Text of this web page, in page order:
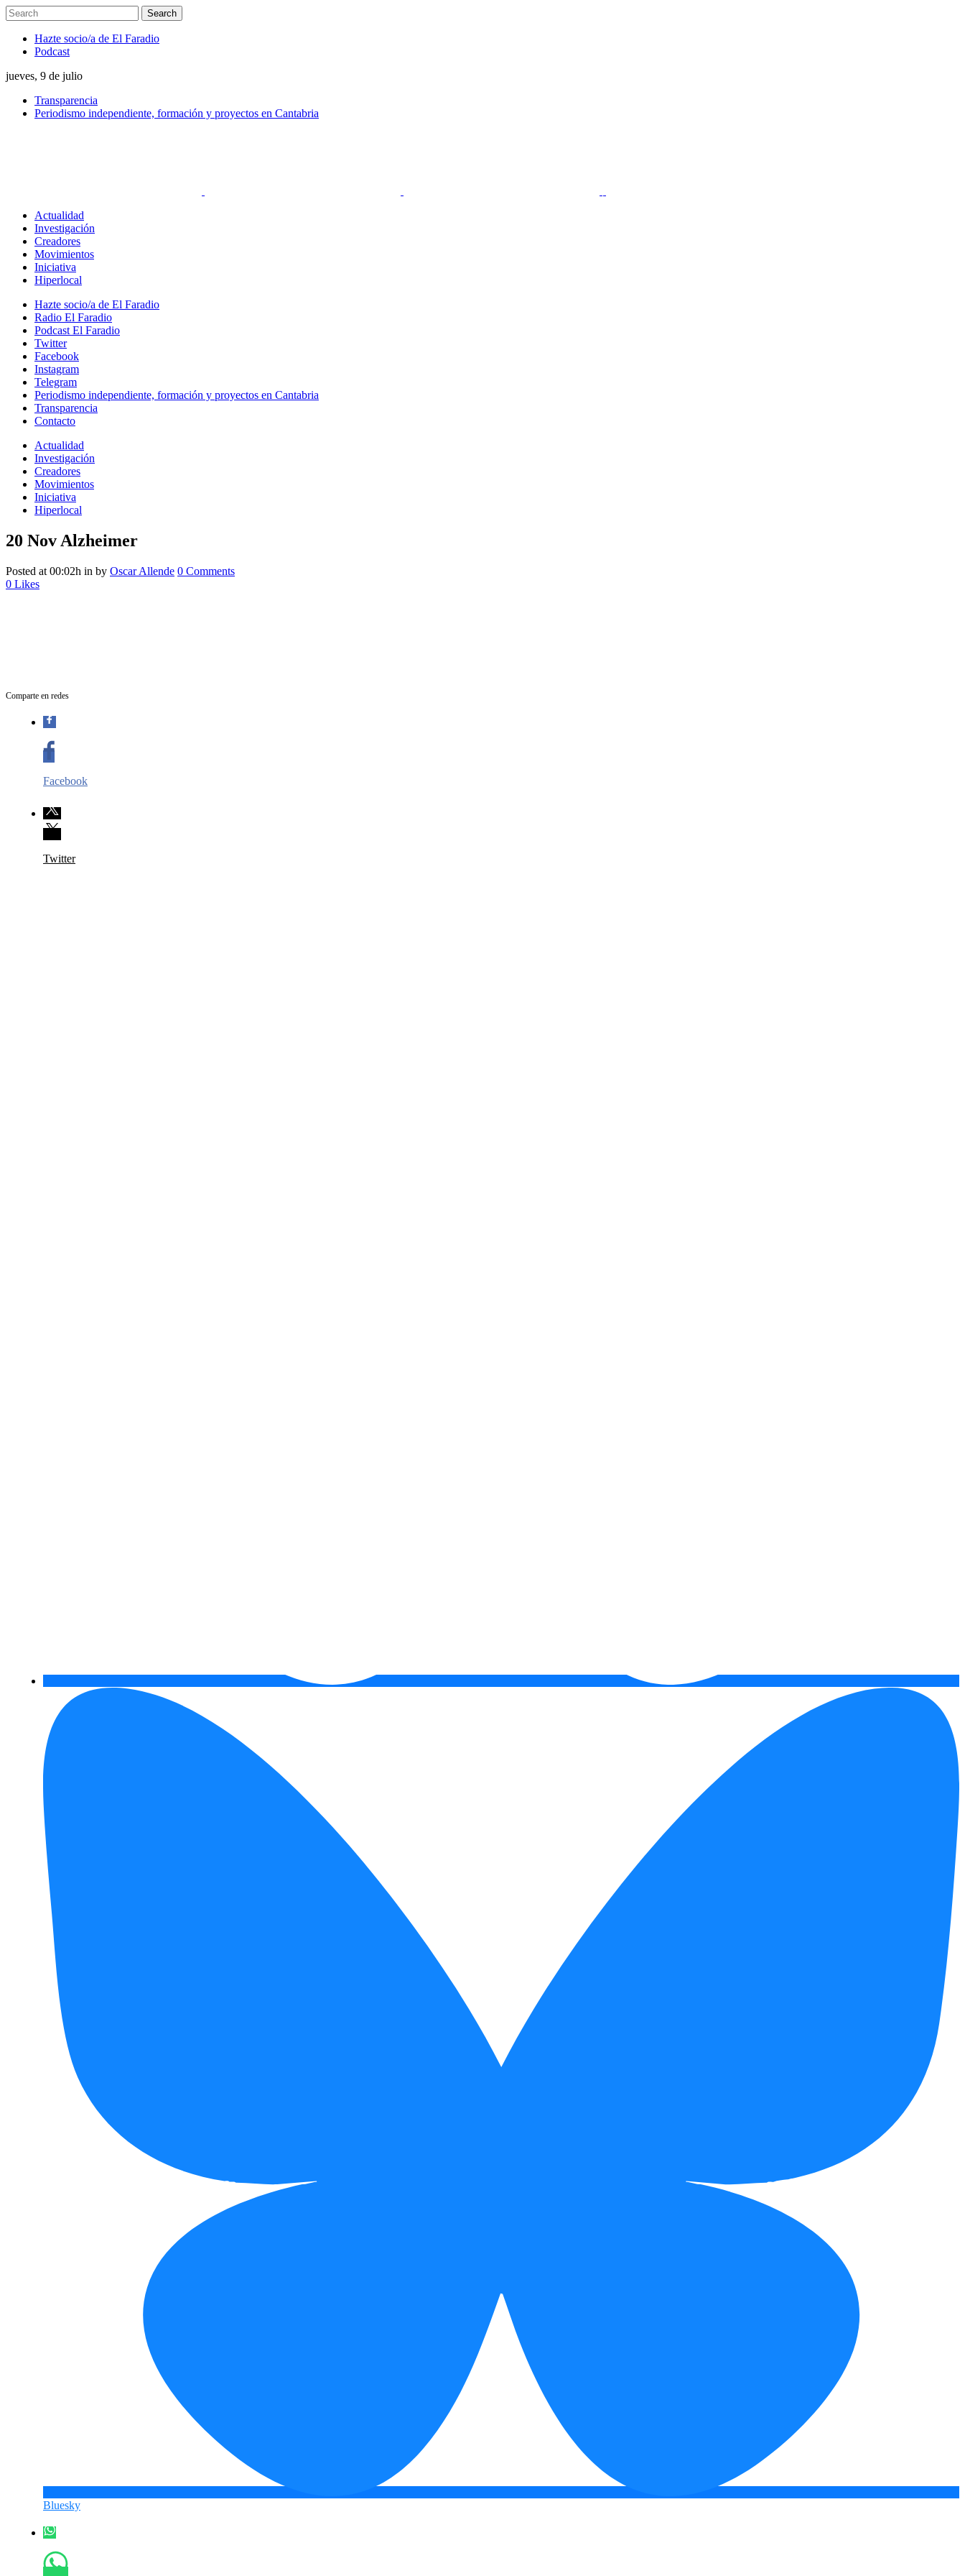
Hazte socio/a de El Faradio
Podcast
jueves, 9 de julio
Transparencia
Periodismo independiente, formación y proyectos en Cantabria
Actualidad
Investigación
Creadores
Movimientos
Iniciativa
Hiperlocal
Hazte socio/a de El Faradio
Radio El Faradio
Podcast El Faradio
Twitter
Facebook
Instagram
Telegram
Periodismo independiente, formación y proyectos en Cantabria
Transparencia
Contacto
Actualidad
Investigación
Creadores
Movimientos
Iniciativa
Hiperlocal
20 Nov Alzheimer
Posted at 00:02h in by Oscar Allende 0 Comments
0 Likes
Comparte en redes
Facebook
Twitter
Bluesky